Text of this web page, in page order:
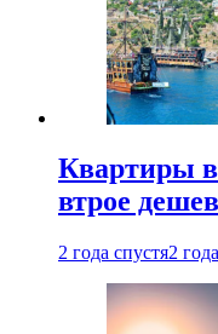
Квартиры
втрое
2 года спустя2